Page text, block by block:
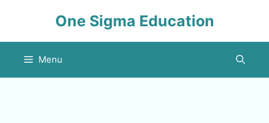
One Sigma Education
Menu